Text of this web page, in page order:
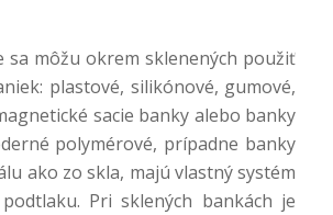
sa môžu okrem sklenených použiť
plastové, silikónové, gumové,
sacie banky alebo banky
polymérové, prípadne banky
ako zo skla, majú vlastný systém
Pri sklených bankách je